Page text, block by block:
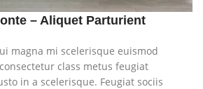
– Aliquet Parturient
magna mi scelerisque euismod
class metus feugiat
in a scelerisque. Feugiat sociis